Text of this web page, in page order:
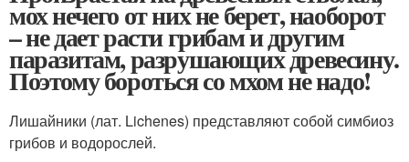
мох нечего от них не берет, наоборот
– не дает расти грибам и другим
паразитам, разрушающих древесину.
Поэтому бороться со мхом не надо!
Лишайники (лат. Lichenes) представляют собой симбиоз
грибов и водорослей.